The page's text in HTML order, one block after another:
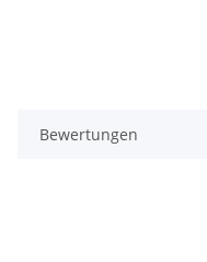
Bewertungen